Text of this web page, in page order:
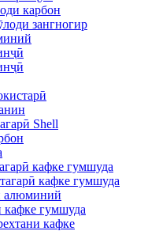
карбон
зангногир
Shell
кафке гумшуда
кафке гумшуда
алюминий
кафке гумшуда
кафке